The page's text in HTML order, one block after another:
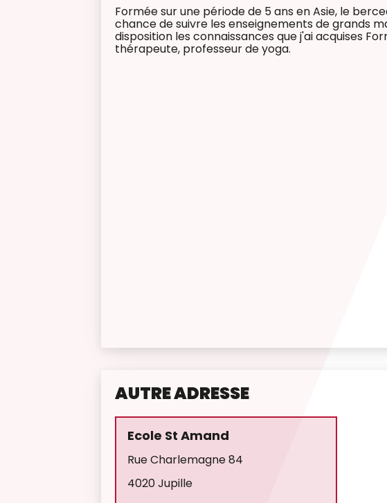
Formée sur une période de 5 ans en Asie, le
chance de suivre les enseignements de grands
disposition les connaissances que j'ai acquises
thérapeute, professeur de yoga.
AUTRE ADRESSE
Ecole St Amand
Rue Charlemagne 84
4020 Jupille